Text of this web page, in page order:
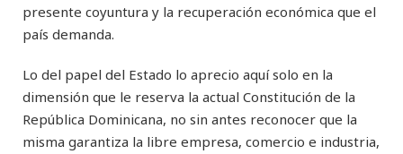
presente coyuntura y la recuperación económica que el
país demanda.
Lo del papel del Estado lo aprecio aquí solo en la
dimensión que le reserva la actual Constitución de la
República Dominicana, no sin antes reconocer que la
misma garantiza la libre empresa, comercio e industria,